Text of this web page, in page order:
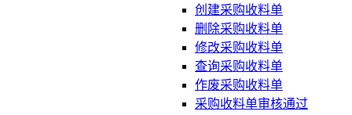
创建采购收料单
删除采购收料单
修改采购收料单
查询采购收料单
作废采购收料单
采购收料单审核通过